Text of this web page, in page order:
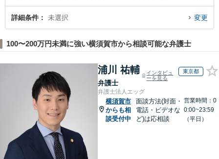
で100〜200万円未満の詐欺被害を法律相談できる横須賀市内の弁護士に相談予
約したい』などでお困りの相談者さんにおすすめです。
詳細条件 未選択 変更
100〜200万円未満に強い横須賀市から相談可能な弁護士
浦川 祐輔
弁護士
インタビュ
ーを見る
東京都
弁護士法人エッグ
横須賀市
からも相
談受付中
面談方法(対面・
電話・ビデオな
ど)は応相談
営業時間：0
0:00~23:59
（平日）